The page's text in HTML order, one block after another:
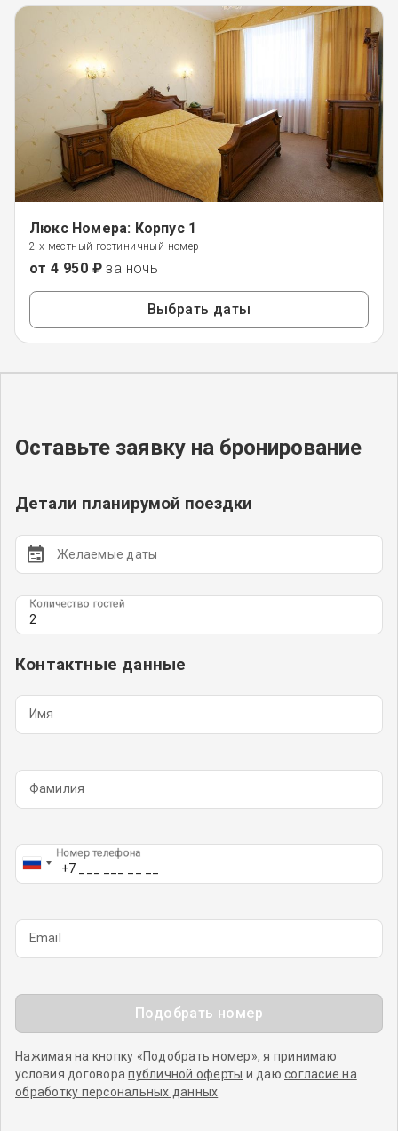
Люкс Номера: Корпус 1
2-х местный гостиничный номер
от 4 950 ₽ за ночь
Выбрать даты
Оставьте заявку на бронирование
Детали планирумой поездки
Количество гостей
Контактные данные
Имя
Фамилия
Номер телефона
Email
Подобрать номер
Нажимая на кнопку «Подобрать номер», я принимаю
условия договорапубличной оферты и даю согласие на
обработку персональных данных